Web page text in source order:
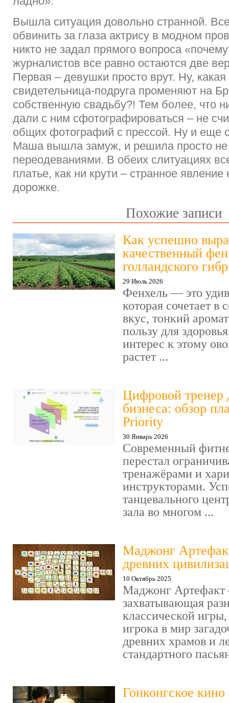
Вышла ситуация довольно странной.
обвинить за глаза актрису в модном
никто не задал прямого вопроса
журналистов все равно остаются две
Первая – девушки просто врут. Ну,
свидетельница-подруга променяют на
собственную свадьбу?! Тем более, что
дали с ним сфотографироваться – не
общих фотографий с прессой. Ну и еще
Маша вышла замуж, и решила просто не
переодеваниями. В обеих слитуациях
платье, как ни крути – странное явление
дорожке.
Похожие записи
Как успешно
качественный
голландского
29 Июль 2026
Фенхель — это
которая сочетает в
вкус, тонкий
пользу для
интерес к этому
растет ...
Цифровой тренер
бизнеса: обзор
Priority
30 Январь 2026
Современный
перестал
тренажёрами и
инструкторами.
танцевального
зала во многом ...
Маджонг
древних
10 Октябрь 2025
Маджонг
захватывающая
классической
игрока в мир
древних храмов и
стандартного
Гонконгское кино